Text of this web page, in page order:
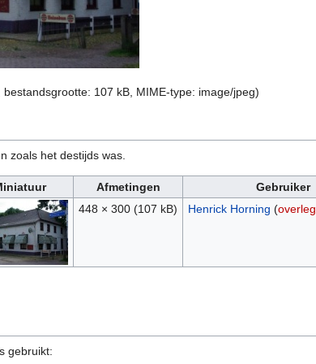
107 kB, MIME-type: image/jpeg)
zoals het destijds was.
Afmetingen Gebruiker
448 × 300 (107 kB) Henrick Horning (overleg
gebruikt: